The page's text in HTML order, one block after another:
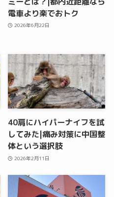
電車より楽でおトク
2026年6月22日
40肩にハイパーナイフを試
してみた|痛み対策に中国整
体という選択肢
2026年2月11日